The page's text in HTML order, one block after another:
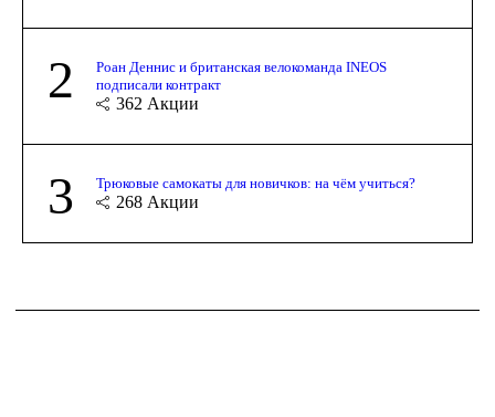
2
Роан Деннис и британская велокоманда INEOS
подписали контракт
362 Акции
3 Трюковые самокаты для новичков: на чём учиться?
268 Акции